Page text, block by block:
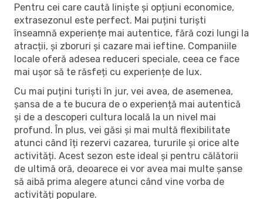
Pentru cei care caută liniște și opțiuni economice,
extrasezonul este perfect. Mai puțini turiști
înseamnă experiențe mai autentice, fără cozi lungi la
atracții, și zboruri și cazare mai ieftine. Companiile
locale oferă adesea reduceri speciale, ceea ce face
mai ușor să te răsfeți cu experiențe de lux.
Cu mai puțini turiști în jur, vei avea, de asemenea,
șansa de a te bucura de o experiență mai autentică
și de a descoperi cultura locală la un nivel mai
profund. În plus, vei găsi și mai multă flexibilitate
atunci când îți rezervi cazarea, tururile și orice alte
activități. Acest sezon este ideal și pentru călătorii
de ultimă oră, deoarece ei vor avea mai multe șanse
să aibă prima alegere atunci când vine vorba de
activități populare.